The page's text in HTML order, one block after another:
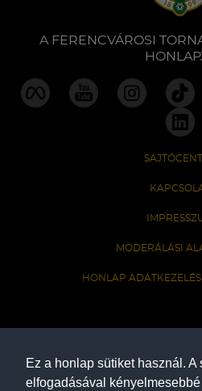
Ez a honlap sütiket használ. A
elfogadásával kényelmesebbé
A FERENCVÁROSI
MODERÁLÁSI
HONLAP
Az oldalon található írott és képi
megjelölésével, internetes
használhatóak fel.